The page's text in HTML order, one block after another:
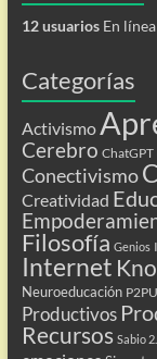
12 usuariosEn línea
Categorías
Activismo
Cerebro ChatGPT
Conectivismo
Creatividad
Filosofía Genios
Internet
Neuroeducación P2PU
Productivos
Recursos Sabio